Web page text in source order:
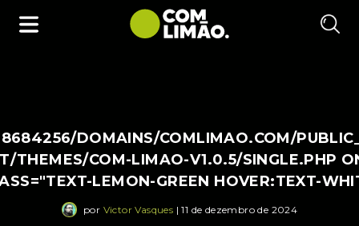
DOMAINS/COMLIMAO.COM/
THEMES/COM-LIMAO-V1.0.5/SINGLE.PHP
LEMON-GREEN HOVER:TEXT-
por Victor Vasques | 11 de dezembro de 2024